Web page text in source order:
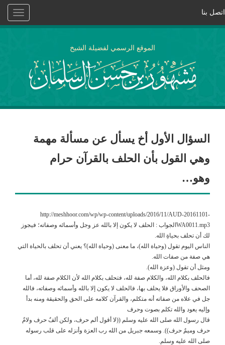
Toggle
اتصل بنا
الموقع الرسمي لفضيلة الشيخ
السؤال الأول أخ يسأل عن مسألة مهمة
وهي القول بأن الحلف بالقرآن حرام
وهو…
http://meshhoor.com/wp/wp-content/uploads/2016/11/AUD-20161101-
WA0011.mp3الجواب : الحلف لا يكون إلا بالله عز وجل وأسمائه وصفاته؛ فيجوز
لك أن تحلف بحياةِ الله.
الناس اليوم تقول (وحياة الله)، ما معنى (وحياة الله)؟ يعني أن تحلف بالحياة التي
هي صفة من صفات الله.
ومثل أن تقول (وعزة الله).
فالحلف بكلام الله، والكلام صفة لله، فتحلف بكلام الله لأن الكلام صفة لله، أما
الصحف والأوراق فلا يحلف بها، فالحلف لا يكون إلا بالله وأسمائه وصفاته، فالله
جل في علاه من صفاته أنه متكلم، والقرآن كلامه على الحق والحقيقة ومنه بدأ
وإليه يعود والله تكلم بصوت وحرف
قال رسول الله صلى الله عليه وسلم ((لا أقول ألم حرف، ولكن ألفٌ حرف ولامٌ
حرف وميمٌ حرف)). وسمعه جبريل من الله رب العزة وأنزله على قلب رسوله
صلى الله عليه وسلم.